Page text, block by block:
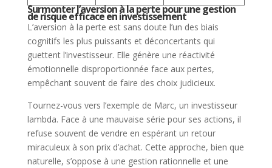
Surmonter l’aversion à la perte pour une gestion
de risque efficace en investissement
L’aversion à la perte est sans doute l’un des biais
cognitifs les plus puissants et déconcertants qui
guettent l’investisseur. Elle génère une réactivité
émotionnelle disproportionnée face aux pertes,
empêchant souvent de faire des choix judicieux.
Tournez-vous vers l’exemple de Marc, un investisseur
lambda. Face à une mauvaise série pour ses actions, il
refuse souvent de vendre en espérant un retour
miraculeux à son prix d’achat. Cette approche, bien que
naturelle, s’oppose à une gestion rationnelle et une